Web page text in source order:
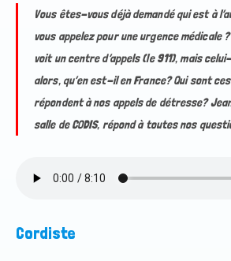
Vous êtes-vous déjà demandé qui est à
vous appelez pour une urgence médicale
voit un centre d’appels (le 911), mais
alors, qu’en est-il en France? Qui sont
répondent à nos appels de détresse?
salle de CODIS, répond à toutes nos
Cordiste